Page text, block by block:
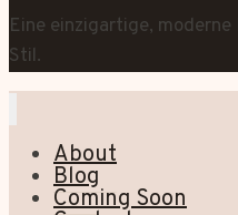
Eine einzigartige,
Stil.
About
Blog
Coming Soon